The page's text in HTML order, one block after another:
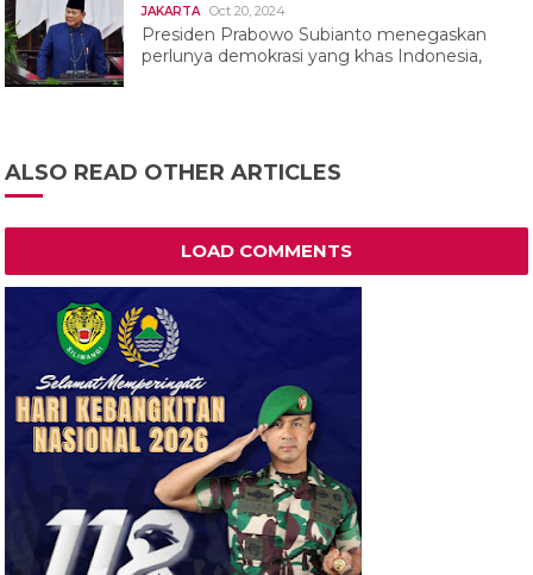
JAKARTA Oct 20, 2024
Presiden Prabowo Subianto menegaskan
perlunya demokrasi yang khas Indonesia,
ALSO READ OTHER ARTICLES
LOAD COMMENTS